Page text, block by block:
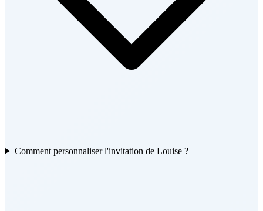
Comment personnaliser l'invitation de Louise ?